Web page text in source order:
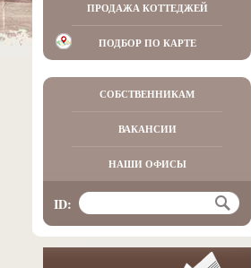
ПРОДАЖА КОТТЕДЖЕЙ
ПОДБОР ПО КАРТЕ
СОБСТВЕННИКАМ
ВАКАНСИИ
НАШИ ОФИСЫ
ID: